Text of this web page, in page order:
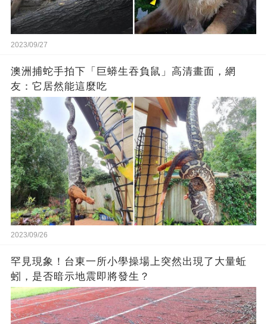
2023/09/27
澳洲捕蛇手拍下「巨蟒生吞負鼠」高清畫面，網
友：它居然能這麼吃
2023/09/26
罕見現象！台東一所小學操場上突然出現了大量蚯
蚓，是否暗示地震即將發生？